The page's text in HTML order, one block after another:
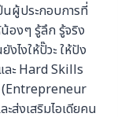
ผู้ประกอบการที่
องๆ รู้ลึก รู้จริง
งไงให้ปั๊วะ ให้ปัง
ละ Hard Skills
(Entrepreneur
ส่งเสริมไอเดียคน